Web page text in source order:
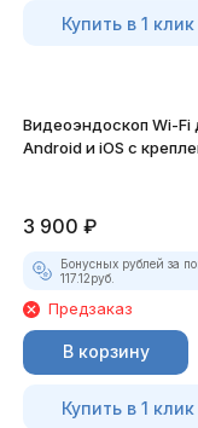
Купить в 1 клик
Видеоэндоскоп Wi-Fi
Android и iOS с
3 900 ₽
Бонусных рублей за
117.12руб.
Предзаказ
В корзину
Купить в 1 клик